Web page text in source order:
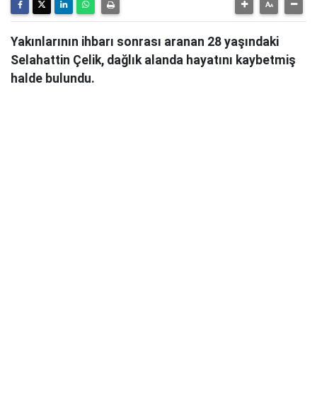
Yakınlarının ihbarı sonrası aranan 28 yaşındaki
Selahattin Çelik, dağlık alanda hayatını kaybetmiş
halde bulundu.